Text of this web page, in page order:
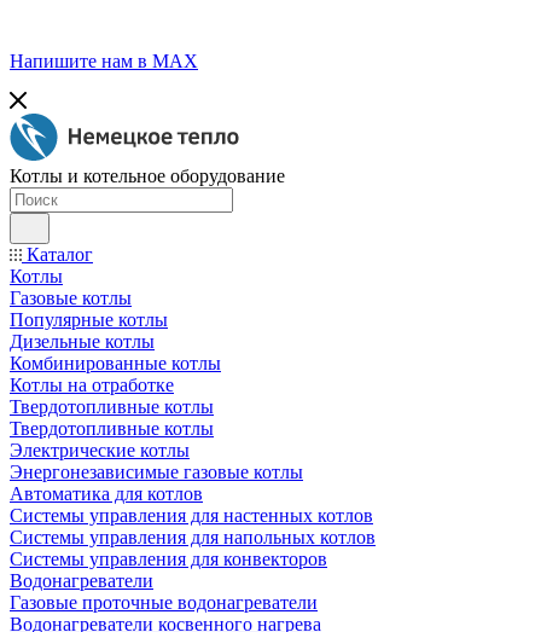
Напишите нам в МАХ
Котлы и котельное оборудование
Каталог
Котлы
Газовые котлы
Популярные котлы
Дизельные котлы
Комбинированные котлы
Котлы на отработке
Твердотопливные котлы
Твердотопливные котлы
Электрические котлы
Энергонезависимые газовые котлы
Автоматика для котлов
Системы управления для настенных котлов
Системы управления для напольных котлов
Системы управления для конвекторов
Водонагреватели
Газовые проточные водонагреватели
Водонагреватели косвенного нагрева